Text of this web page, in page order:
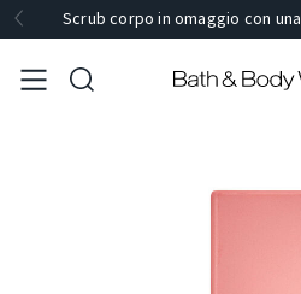
Scrub corpo in omaggio con